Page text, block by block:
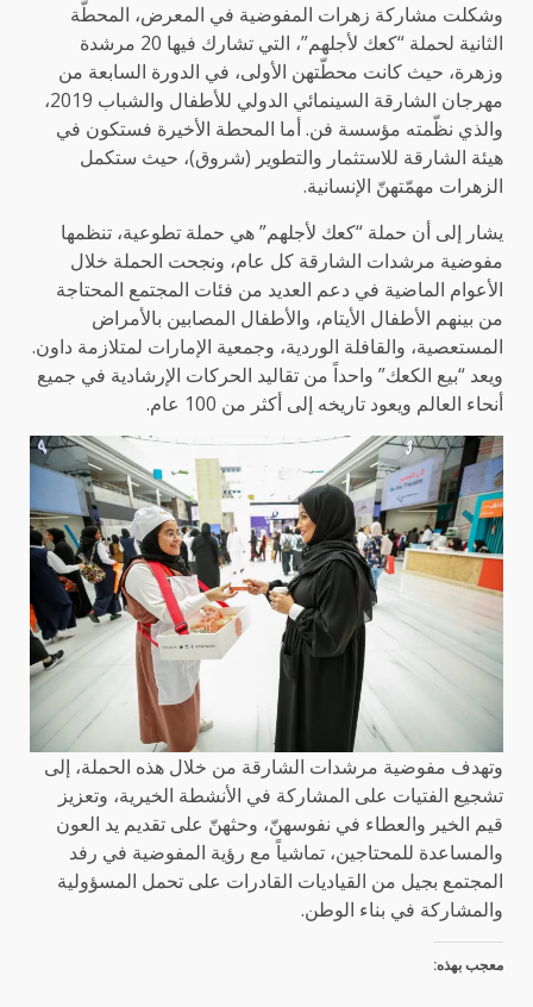
وشكلت مشاركة زهرات المفوضية في المعرض، المحطّة
الثانية لحملة “كعك لأجلهم”، التي تشارك فيها 20 مرشدة
وزهرة، حيث كانت محطّتهن الأولى، في الدورة السابعة من
مهرجان الشارقة السينمائي الدولي للأطفال والشباب 2019،
والذي نظّمته مؤسسة فن. أما المحطة الأخيرة فستكون في
هيئة الشارقة للاستثمار والتطوير (شروق)، حيث ستكمل
الزهرات مهمّتهنّ الإنسانية.
يشار إلى أن حملة “كعك لأجلهم” هي حملة تطوعية، تنظمها
مفوضية مرشدات الشارقة كل عام، ونجحت الحملة خلال
الأعوام الماضية في دعم العديد من فئات المجتمع المحتاجة
من بينهم الأطفال الأيتام، والأطفال المصابين بالأمراض
المستعصية، والقافلة الوردية، وجمعية الإمارات لمتلازمة داون.
ويعد “بيع الكعك” واحداً من تقاليد الحركات الإرشادية في جميع
أنحاء العالم ويعود تاريخه إلى أكثر من 100 عام.
وتهدف مفوضية مرشدات الشارقة من خلال هذه الحملة، إلى
تشجيع الفتيات على المشاركة في الأنشطة الخيرية، وتعزيز
قيم الخير والعطاء في نفوسهنّ، وحثهنّ على تقديم يد العون
والمساعدة للمحتاجين، تماشياً مع رؤية المفوضية في رفد
المجتمع بجيل من القياديات القادرات على تحمل المسؤولية
والمشاركة في بناء الوطن.
معجب بهذه: